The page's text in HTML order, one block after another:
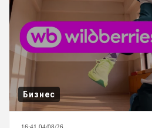
Бизнес